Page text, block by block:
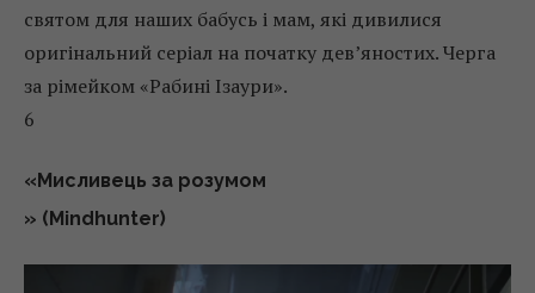
святом для наших бабусь і мам, які дивилися
оригінальний серіал на початку дев’яностих. Черга
за рімейком «Рабині Ізаури».
6
«Мисливець за розумом
» (Mindhunter)